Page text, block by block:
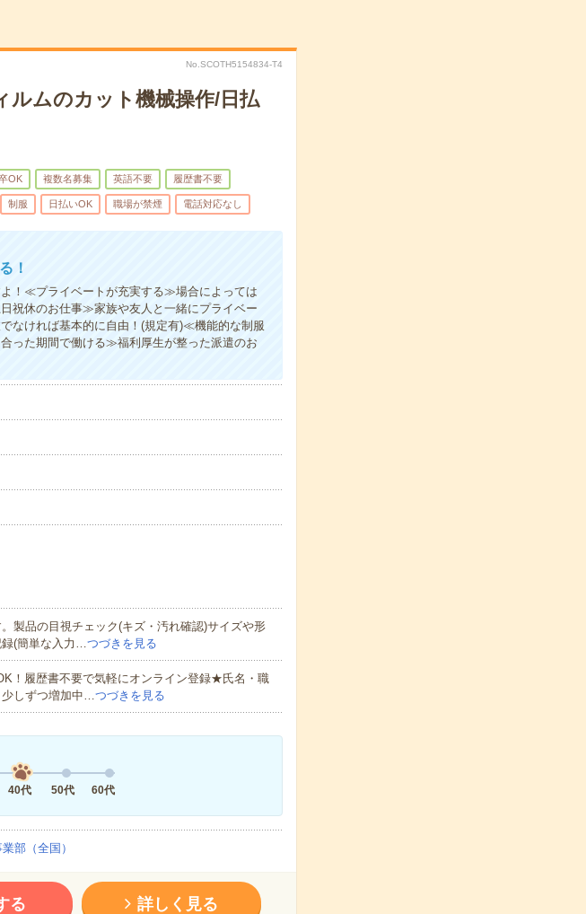
No.SCOTH5154834-T4
ルムのカット機械操作/日払
OK 複数名募集 英語不要 履歴書不要
制服 日払いOK 職場が禁煙 電話対応なし
！
！≪プライベートが充実する≫場合によっては
祝休のお仕事≫家族や友人と一緒にプライベー
なければ基本的に自由！(規定有)≪機能的な制服
った期間で働ける≫福利厚生が整った派遣のお
製品の目視チェック(キズ・汚れ確認)サイズや形
録(簡単な入力…つづきを見る
！履歴書不要で気軽にオンライン登録★氏名・職
しずつ増加中…つづきを見る
40代 50代 60代
部（全国）
る 詳しく見る